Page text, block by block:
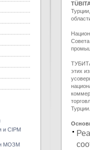
и CIPM
МОЗМ
этих
Турции.